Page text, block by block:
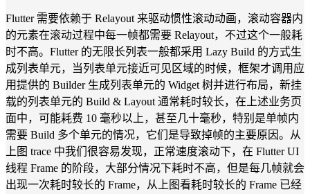
Flutter 需要依赖于 Relayout 来驱动惯性滚动动画，滚动容器内
的元素在滚动过程中每一帧都需要 Relayout，不过这个一般耗
时不高。Flutter 的无限长列表一般都采用 Lazy Build 的方式生
成列表单元，当列表单元接近可见区域的时候，框架才调用应
用提供的 Builder 生成列表单元的 Widget 树并进行布局，新挂
载的列表单元的 Build & Layout 通常耗时较长，在上述业务页
面中，可能耗费 10 毫秒以上，甚至几十毫秒，特别是单帧内
需要 Build 多个单元的情况，它们是导致掉帧的主要原因。从
上图 trace 中我们很容易发现，正常速度滚动下，在 Flutter UI
线程 Frame 的阶段，大部分情况下耗时不高，但是每几帧就会
出现一次耗时较长的 Frame，从上图看耗时较长的 Frame 已经